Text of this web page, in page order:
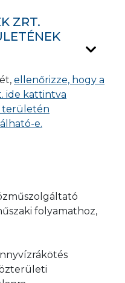
ZRT.
ellenőrizze, hogy a
ide kattintva
területén
e.
folyamathoz,